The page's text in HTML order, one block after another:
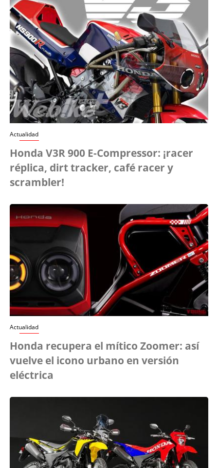
Actualidad
Honda V3R 900 E-Compressor: ¡racer
réplica, dirt tracker, café racer y
scrambler!
Actualidad
Honda recupera el mítico Zoomer: así
vuelve el icono urbano en versión
eléctrica